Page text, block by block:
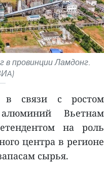
в провинции Ламдонг.
в связи с ростом
Вьетнам
на роль
центра в регионе
сырья.